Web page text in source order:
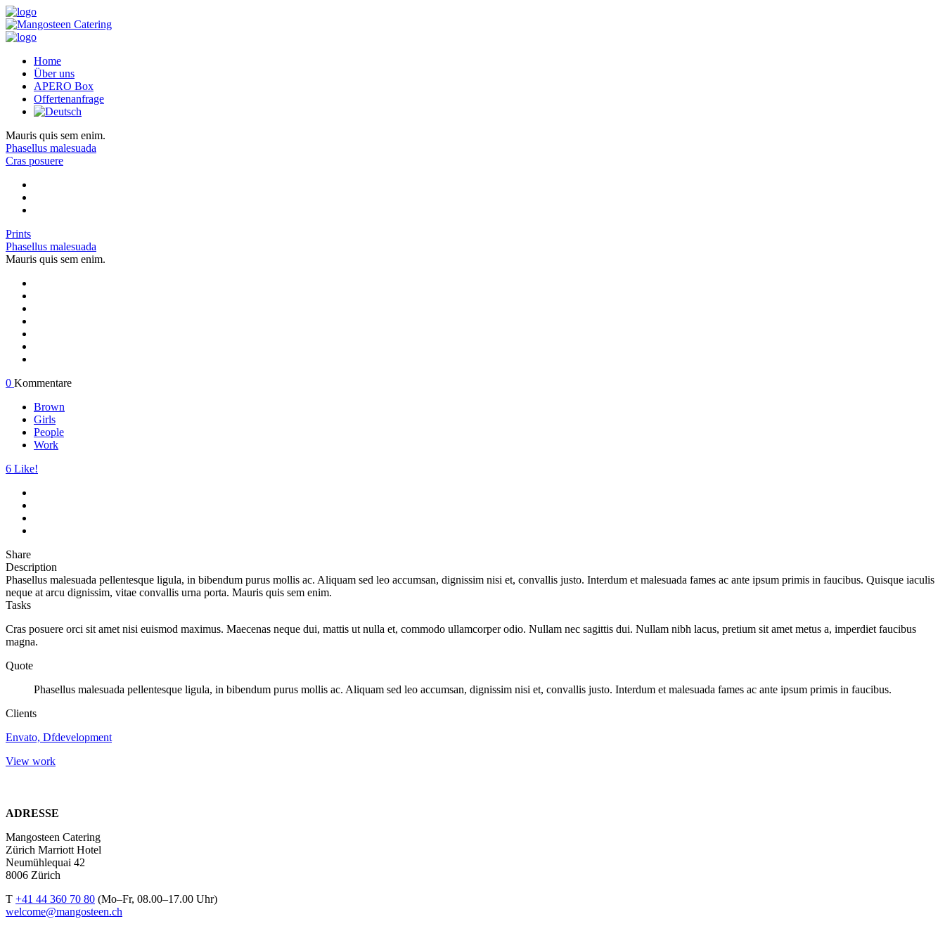
Home
Über uns
APERO Box
Offertenanfrage
Mauris quis sem enim.
Phasellus malesuada
Cras posuere
Prints
Phasellus malesuada
Mauris quis sem enim.
0 Kommentare
Brown
Girls
People
Work
6 Like!
Share
Description
Phasellus malesuada pellentesque ligula, in bibendum purus mollis ac. Aliquam sed leo accumsan, dignissim nisi et, convallis justo. Interdum et malesuada fames ac ante ipsum primis in faucibus. Quisque iaculis
neque at arcu dignissim, vitae convallis urna porta. Mauris quis sem enim.
Tasks
Cras posuere orci sit amet nisi euismod maximus. Maecenas neque dui, mattis ut nulla et, commodo ullamcorper odio. Nullam nec sagittis dui. Nullam nibh lacus, pretium sit amet metus a, imperdiet faucibus
magna.
Quote
Phasellus malesuada pellentesque ligula, in bibendum purus mollis ac. Aliquam sed leo accumsan, dignissim nisi et, convallis justo. Interdum et malesuada fames ac ante ipsum primis in faucibus.
Clients
Envato, Dfdevelopment
View work
ADRESSE
Mangosteen Catering
Zürich Marriott Hotel
Neumühlequai 42
8006 Zürich
T +41 44 360 70 80 (Mo–Fr, 08.00–17.00 Uhr)
welcome@mangosteen.ch